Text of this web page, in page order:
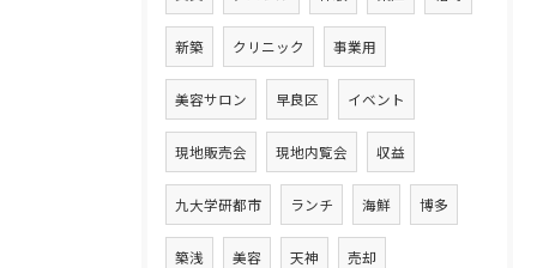
新築 クリニック 事業用
美容サロン 早良区 イベント
現地販売会 現地内覧会 収益
九大学研都市 ランチ 海鮮 博多
築浅 美容 天神 売却